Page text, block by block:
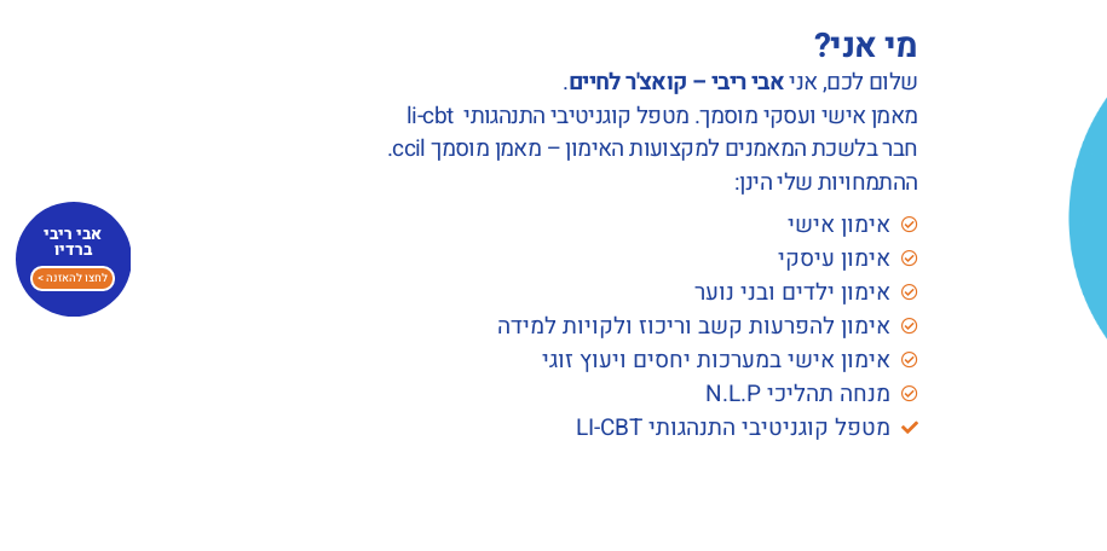
אבי ריבי
ברדיו
לחצו להאזנה >
מי אני?
שלום לכם, אניאבי ריבי – קואצ'ר לחיים.
מאמן אישי ועסקי מוסמך. מטפל קוגניטיבי התנהגותי li-cbt
חבר בלשכת המאמנים למקצועות האימון – מאמן מוסמך ccil.
ההתמחויות שלי הינן:
אימון אישי
אימון עיסקי
אימון ילדים ובני נוער
אימון להפרעות קשב וריכוז ולקויות למידה
אימון אישי במערכות יחסים ויעוץ זוגי
מנחה תהליכי N.L.P
מטפל קוגניטיבי התנהגותי LI-CBT